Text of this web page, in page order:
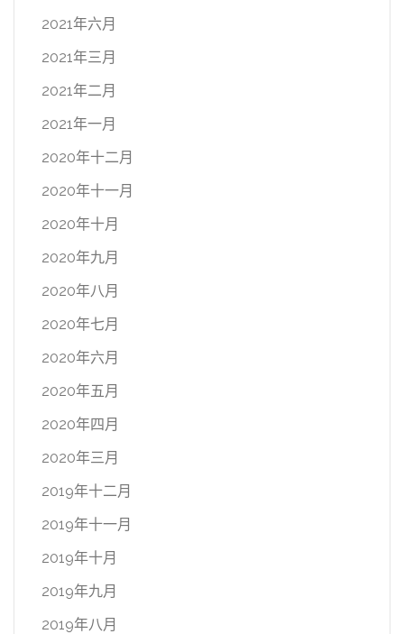
2021年六月
2021年三月
2021年二月
2021年一月
2020年十二月
2020年十一月
2020年十月
2020年九月
2020年八月
2020年七月
2020年六月
2020年五月
2020年四月
2020年三月
2019年十二月
2019年十一月
2019年十月
2019年九月
2019年八月